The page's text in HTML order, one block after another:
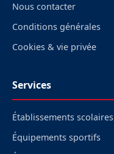
Nous contacter
Conditions générales
Cookies & vie privée
Services
Établissements scolaires
Équipements sportifs